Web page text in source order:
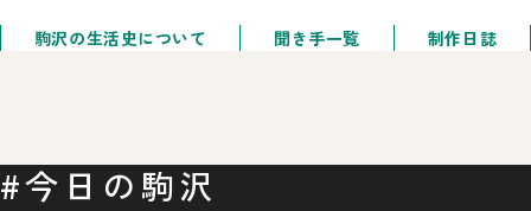
駒沢の生活史について 聞き手一覧 制作日誌
#今日の駒沢